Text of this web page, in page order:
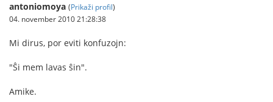
antoniomoya (Prikaži profil)
04. november 2010 21:28:38
Mi dirus, por eviti konfuzojn:
"Ŝi mem lavas ŝin".
Amike.